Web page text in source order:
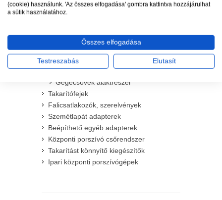
WEBÁRUHÁZ
Takarítókészletek
Takarító gégecsövek
Manuális gégecsövek
Kapcsolós gégecsövek
Gégecsövek alaktrészei
Takarítófejek
Falicsatlakozók, szerelvények
Szemétlapát adapterek
Beépíthető egyéb adapterek
Központi porszívó csőrendszer
Takarítást könnyítő kiegészítők
Ipari központi porszívógépek
(cookie) használunk. 'Az összes elfogadása' gombra kattintva hozzájárulhat
a sütik használatához.
Összes elfogadása
Testreszabás Elutasít